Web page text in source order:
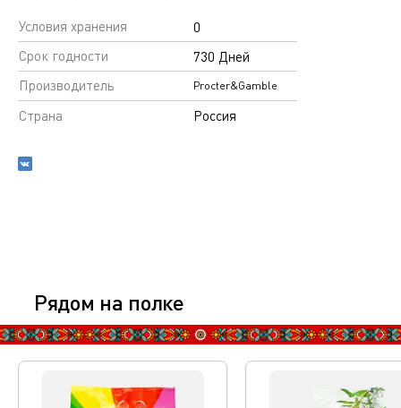
Условия хранения
0
Срок годности
730 Дней
Производитель
Procter&Gamble
Страна Россия
Рядом на полке